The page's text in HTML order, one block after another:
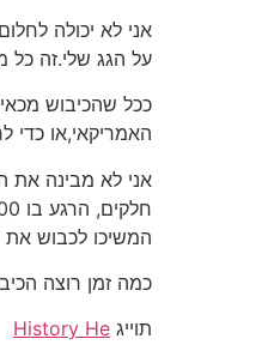
אני לא יכולה
על הגג שלי.זה כל
ככל שהכיבוש
האמריקאי,או כדי
אני לא מבינה את
המשיכו לכבוש את
כמה זמן רוצה
תוייג History He